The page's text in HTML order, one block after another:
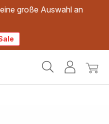
große Auswahl an
Mein
Mein